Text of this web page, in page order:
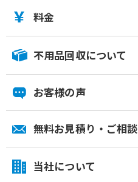
料金
不用品回収について
お客様の声
無料お見積り・ご相談
当社について